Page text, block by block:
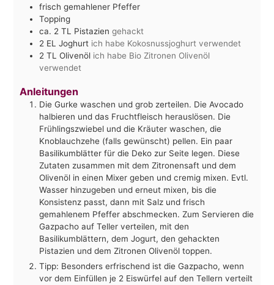
frisch gemahlener Pfeffer
Topping
ca. 2 TL Pistazien gehackt
2 EL Joghurt ich habe Kokosnussjoghurt verwendet
2 TL Olivenöl ich habe Bio Zitronen Olivenöl
verwendet
Anleitungen
Die Gurke waschen und grob zerteilen. Die Avocado
halbieren und das Fruchtfleisch herauslösen. Die
Frühlingszwiebel und die Kräuter waschen, die
Knoblauchzehe (falls gewünscht) pellen. Ein paar
Basilikumblätter für die Deko zur Seite legen. Diese
Zutaten zusammen mit dem Zitronensaft und dem
Olivenöl in einen Mixer geben und cremig mixen. Evtl.
Wasser hinzugeben und erneut mixen, bis die
Konsistenz passt, dann mit Salz und frisch
gemahlenem Pfeffer abschmecken. Zum Servieren die
Gazpacho auf Teller verteilen, mit den
Basilikumblättern, dem Jogurt, den gehackten
Pistazien und dem Zitronen Olivenöl toppen.
Tipp: Besonders erfrischend ist die Gazpacho, wenn
vor dem Einfüllen je 2 Eiswürfel auf den Tellern verteilt